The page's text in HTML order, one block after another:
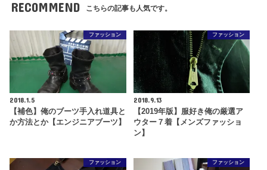
RECOMMEND こちらの記事も人気です。
ファッション
2018.1.5
【補色】俺のブーツ手入れ道具と
か方法とか【エンジニアブーツ】
ファッション
2018.9.13
【2019年版】服好き俺の厳選ア
ウター７着【メンズファッショ
ン】
ファッション ファッション